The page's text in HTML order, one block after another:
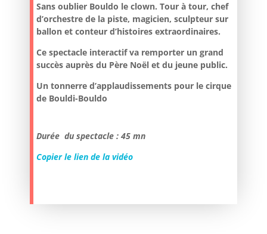
Sans oublier Bouldo le clown. Tour à tour, chef
d’orchestre de la piste, magicien, sculpteur sur
ballon et conteur d’histoires extraordinaires.
Ce spectacle interactif va remporter un grand
succès auprès du Père Noël et du jeune public.
Un tonnerre d’applaudissements pour le cirque
de Bouldi-Bouldo
Durée du spectacle : 45 mn
Copier le lien de la vidéo